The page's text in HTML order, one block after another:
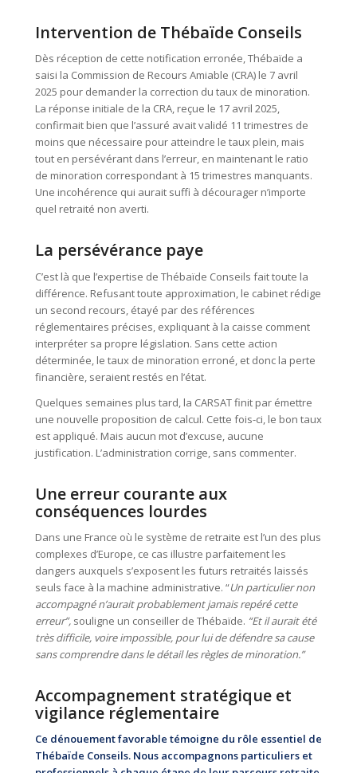
Intervention de Thébaïde Conseils
Dès réception de cette notification erronée, Thébaïde a
saisi la Commission de Recours Amiable (CRA) le 7 avril
2025 pour demander la correction du taux de minoration.
La réponse initiale de la CRA, reçue le 17 avril 2025,
confirmait bien que l’assuré avait validé 11 trimestres de
moins que nécessaire pour atteindre le taux plein, mais
tout en persévérant dans l’erreur, en maintenant le ratio
de minoration correspondant à 15 trimestres manquants.
Une incohérence qui aurait suffi à décourager n’importe
quel retraité non averti.
La persévérance paye
C’est là que l’expertise de Thébaïde Conseils fait toute la
différence. Refusant toute approximation, le cabinet rédige
un second recours, étayé par des références
réglementaires précises, expliquant à la caisse comment
interpréter sa propre législation. Sans cette action
déterminée, le taux de minoration erroné, et donc la perte
financière, seraient restés en l’état.
Quelques semaines plus tard, la CARSAT finit par émettre
une nouvelle proposition de calcul. Cette fois-ci, le bon taux
est appliqué. Mais aucun mot d’excuse, aucune
justification. L’administration corrige, sans commenter.
Une erreur courante aux
conséquences lourdes
Dans une France où le système de retraite est l’un des plus
complexes d’Europe, ce cas illustre parfaitement les
dangers auxquels s’exposent les futurs retraités laissés
seuls face à la machine administrative. “Un particulier non
accompagné n’aurait probablement jamais repéré cette
erreur”,souligne un conseiller de Thébaïde. “Et il aurait été
très difficile, voire impossible, pour lui de défendre sa cause
sans comprendre dans le détail les règles de minoration.”
Accompagnement stratégique et
vigilance réglementaire
Ce dénouement favorable témoigne du rôle essentiel de
Thébaïde Conseils. Nous accompagnons particuliers et